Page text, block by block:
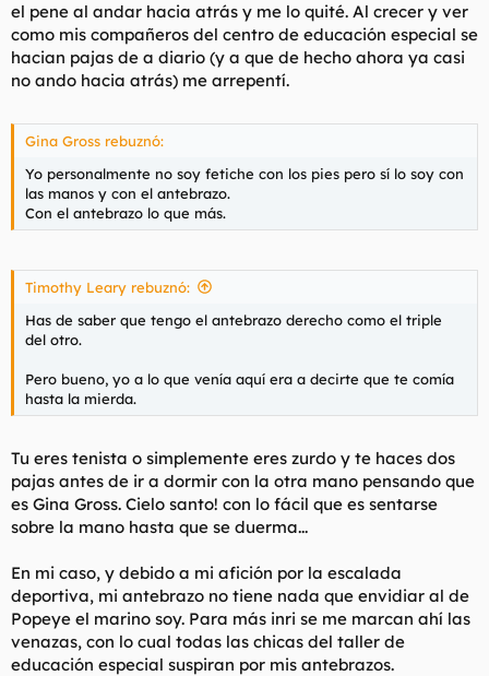
el pene al andar hacia atrás y me lo quité. Al crecer y ver
como mis compañeros del centro de educación especial se
hacian pajas de a diario (y a que de hecho ahora ya casi
no ando hacia atrás) me arrepentí.
Gina Gross rebuznó:
Yo personalmente no soy fetiche con los pies pero sí lo soy con
las manos y con el antebrazo.
Con el antebrazo lo que más.
Timothy Leary rebuznó:
Has de saber que tengo el antebrazo derecho como el triple
del otro.
Pero bueno, yo a lo que venía aquí era a decirte que te comía
hasta la mierda.
Tu eres tenista o simplemente eres zurdo y te haces dos
pajas antes de ir a dormir con la otra mano pensando que
es Gina Gross. Cielo santo! con lo fácil que es sentarse
sobre la mano hasta que se duerma...
En mi caso, y debido a mi afición por la escalada
deportiva, mi antebrazo no tiene nada que envidiar al de
Popeye el marino soy. Para más inri se me marcan ahí las
venazas, con lo cual todas las chicas del taller de
educación especial suspiran por mis antebrazos.